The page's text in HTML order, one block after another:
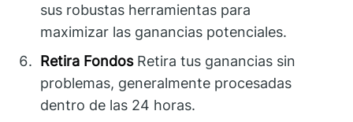
sus robustas herramientas para
maximizar las ganancias potenciales.
Retira FondosRetira tus ganancias sin
problemas, generalmente procesadas
dentro de las 24 horas.